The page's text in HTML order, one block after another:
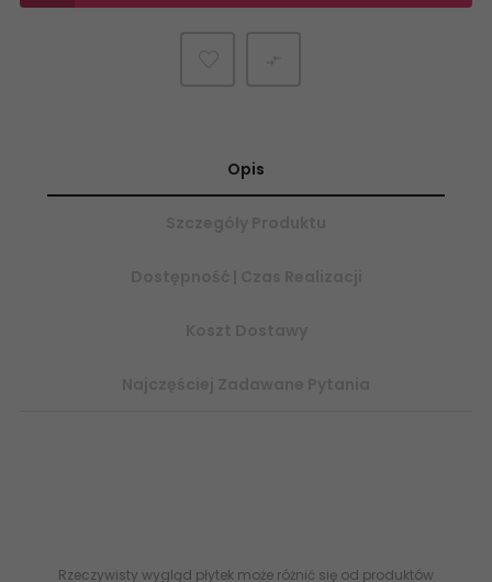
Opis
Rzeczywisty wygląd płytek może różnić się od produktów